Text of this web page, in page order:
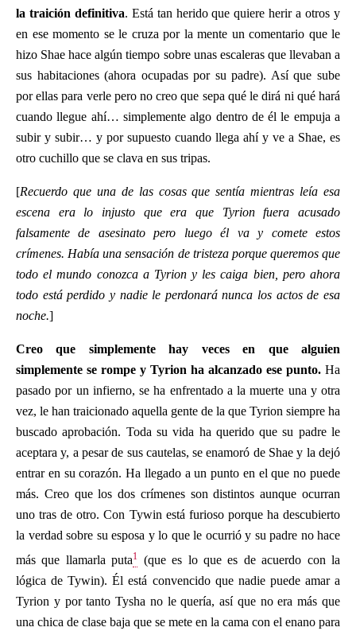
la traición definitiva. Está tan herido que quiere herir a otros y
en ese momento se le cruza por la mente un comentario que le
hizo Shae hace algún tiempo sobre unas escaleras que llevaban a
sus habitaciones (ahora ocupadas por su padre). Así que sube
por ellas para verle pero no creo que sepa qué le dirá ni qué hará
cuando llegue ahí… simplemente algo dentro de él le empuja a
subir y subir… y por supuesto cuando llega ahí y ve a Shae, es
otro cuchillo que se clava en sus tripas.
[Recuerdo que una de las cosas que sentía mientras leía esa
escena era lo injusto que era que Tyrion fuera acusado
falsamente de asesinato pero luego él va y comete estos
crímenes. Había una sensación de tristeza porque queremos que
todo el mundo conozca a Tyrion y les caiga bien, pero ahora
todo está perdido y nadie le perdonará nunca los actos de esa
noche.]
Creo que simplemente hay veces en que alguien
simplemente se rompe y Tyrion ha alcanzado ese punto. Ha
pasado por un infierno, se ha enfrentado a la muerte una y otra
vez, le han traicionado aquella gente de la que Tyrion siempre ha
buscado aprobación. Toda su vida ha querido que su padre le
aceptara y, a pesar de sus cautelas, se enamoró de Shae y la dejó
entrar en su corazón. Ha llegado a un punto en el que no puede
más. Creo que los dos crímenes son distintos aunque ocurran
uno tras de otro. Con Tywin está furioso porque ha descubierto
la verdad sobre su esposa y lo que le ocurrió y su padre no hace
más que llamarla puta1
(que es lo que es de acuerdo con la
lógica de Tywin). Él está convencido que nadie puede amar a
Tyrion y por tanto Tysha no le quería, así que no era más que
una chica de clase baja que se mete en la cama con el enano para